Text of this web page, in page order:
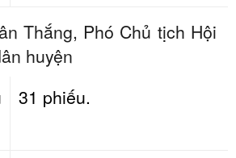
Thắng, Phó Chủ tịch Hội
huyện
31 phiếu.